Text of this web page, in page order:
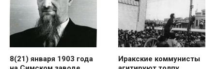
8(21) января 1903 года
Иракские коммунисты